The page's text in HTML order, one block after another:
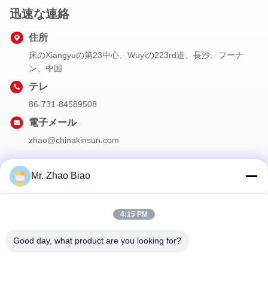
迅速な連絡
住所
床のXiangyuの第23中心、Wuyiの223rd道、長沙、フーナ
ン、中国
テレ
86-731-84589508
電子メール
zhao@chinakinsun.com
さい。
Mr. Zhao Biao
4:15 PM
Good day, what product are you looking for?